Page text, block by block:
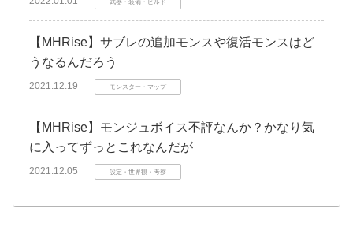
武器・装備・ビルド
【MHRise】サブレの追加モンスや復活モンスはど
うなるんだろう
2021.12.19 モンスター・マップ
【MHRise】モンジュボイス不評なんか？かなり気
に入ってずっとこれなんだが
2021.12.05 設定・世界観・考察